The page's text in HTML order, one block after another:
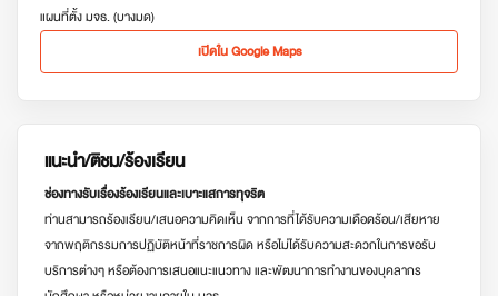
แผนที่ตั้ง มจธ. (บางมด)
เปิดใน Google Maps
แนะนำ/ติชม/ร้องเรียน
ช่องทางรับเรื่องร้องเรียนและเบาะแสการทุจริต
ท่านสามารถร้องเรียน/เสนอความคิดเห็น จากการที่ได้รับความเดือดร้อน/เสียหาย
จากพฤติกรรมการปฏิบัติหน้าที่ราชการผิด หรือไม่ได้รับความสะดวกในการขอรับ
บริการต่างๆ หรือต้องการเสนอแนะแนวทาง และพัฒนาการทำงานของบุคลากร